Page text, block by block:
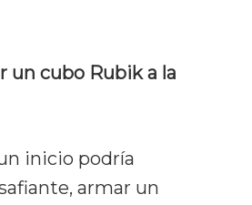
un cubo Rubik a la
inicio podría
armar un